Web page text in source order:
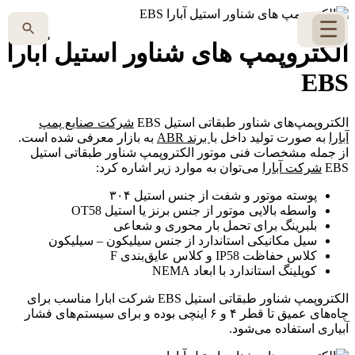
☰
الکتروپمپ های شناور استیل آبارا
EBS
الکتروپمپ‌های شناور طبقاتی استیل EBS
شرکت صنایع پمپ
آبارا
به صورت تولید داخل با برند ABR
به بازار معرفی شده است.
از جمله مشخصات فنی موتور الکتروپمپ شناور طبقاتی استیل
EBS شرکت آبارا می‌توان به موارد زیر اشاره کرد:
پوسته موتور و شفت از جنس استیل ۳۰۴
واسطه بالایی موتور از جنس برنز یا استیل OT58
بلبرینگ برای تحمل بار محوری و شعاعی
سیل مکانیکی استاندارد از جنس سیلیکون – سیلیکون
کلاس حفاظت IP58 و کلاس عایق‌بندی F
کوپلینگ استاندارد با ابعاد NEMA
الکتروپمپ شناور طبقاتی استیل EBS شرکت ابارا مناسب برای
چاه‌های عمیق تا قطر ۴ و ۶ اینچی بوده و برای سیستم‌های فشار
آبیاری استفاده می‌شود.